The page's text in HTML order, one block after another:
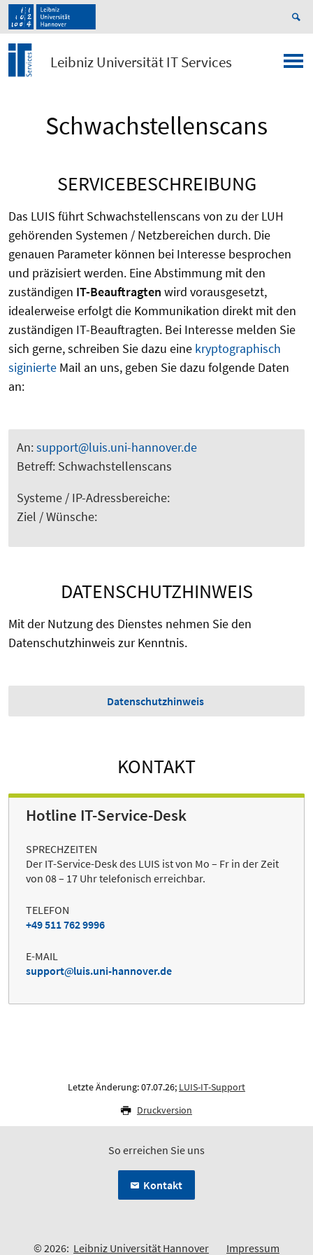
Leibniz Universität IT Services
Schwachstellenscans
SERVICEBESCHREIBUNG
Das LUIS führt Schwachstellenscans von zu der LUH
gehörenden Systemen / Netzbereichen durch. Die
genauen Parameter können bei Interesse besprochen
und präzisiert werden. Eine Abstimmung mit den
zuständigen IT-Beauftragten wird vorausgesetzt,
idealerweise erfolgt die Kommunikation direkt mit den
zuständigen IT-Beauftragten. Bei Interesse melden Sie
sich gerne, schreiben Sie dazu eine kryptographisch
siginierte Mail an uns, geben Sie dazu folgende Daten
an:
An:support@luis.uni-hannover.de
Betreff: Schwachstellenscans
Systeme / IP-Adressbereiche:
Ziel / Wünsche:
DATENSCHUTZHINWEIS
Mit der Nutzung des Dienstes nehmen Sie den
Datenschutzhinweis zur Kenntnis.
Datenschutzhinweis
KONTAKT
Hotline IT-Service-Desk
SPRECHZEITEN
Der IT-Service-Desk des LUIS ist von Mo – Fr in der Zeit
von 08 – 17 Uhr telefonisch erreichbar.
TELEFON
+49 511 762 9996
E-MAIL
support
luis.uni-hannover.de
Letzte Änderung: 07.07.26; LUIS-IT-Support
Druckversion
So erreichen Sie uns
Kontakt
© 2026: Leibniz Universität Hannover Impressum